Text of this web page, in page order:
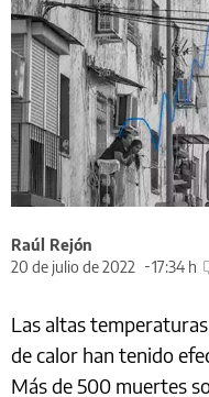
Raúl Rejón
20 de julio de 2022
17:34 h
Las altas
de calor han tenido
Más de 500 muertes